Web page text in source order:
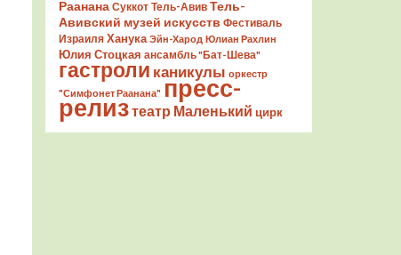
Раанана Суккот Тель-Авив Тель-
Авивский музей искусств Фестиваль
Израиля Ханука Эйн-Харод Юлиан Рахлин
Юлия Стоцкая ансамбль "Бат-Шева"
гастроли каникулы оркестр
"Симфонет Раанана" пресс-
релизтеатр Маленький цирк